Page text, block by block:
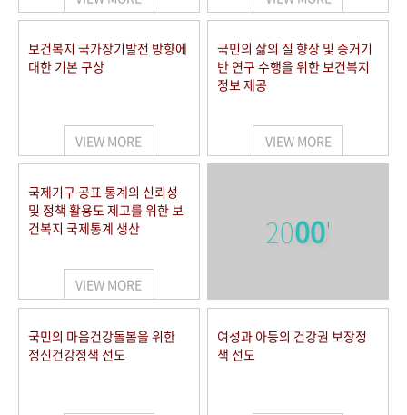
보건복지 국가장기발전 방향에
대한 기본 구상
VIEW MORE
국민의 삶의 질 향상 및 증거기
반 연구 수행을 위한 보건복지
정보 제공
VIEW MORE
국제기구 공표 통계의 신뢰성
및 정책 활용도 제고를 위한 보
건복지 국제통계 생산
VIEW MORE
2000'
국민의 마음건강돌봄을 위한
정신건강정책 선도
여성과 아동의 건강권 보장정
책 선도